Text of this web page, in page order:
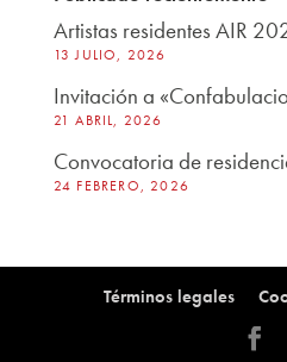
Artistas residentes AIR
13 JULIO, 2026
Invitación a
21 ABRIL, 2026
Convocatoria de
24 FEBRERO, 2026
Términos legales